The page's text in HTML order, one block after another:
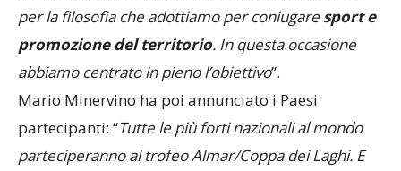
per la filosofia che adottiamo per coniugare sport e
promozione del territorio. In questa occasione
abbiamo centrato in pieno l’obiettivo”.
Mario Minervino ha poi annunciato i Paesi
partecipanti: “Tutte le più forti nazionali al mondo
parteciperanno al trofeo Almar/Coppa dei Laghi. E